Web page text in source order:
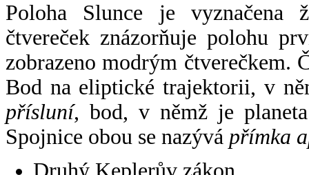
Poloha Slunce je vyznačena
čtvereček znázorňuje polohu
zobrazeno modrým čtverečkem.
Bod na eliptické trajektorii, v
přísluní, bod, v němž je
Spojnice obou se nazývá přímka